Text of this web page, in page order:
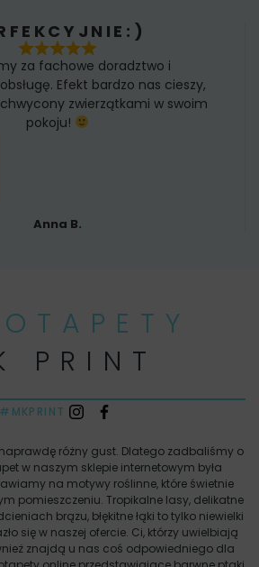
za fachowe doradztwo i
Efekt bardzo nas cieszy,
zwierzątkami w swoim
pokoju!
Anna B.
PRINT
#MKPRINT
różny gust. Dlatego zadbaliśmy o
w naszym sklepie internetowym była
na motywy roślinne, które świetnie
pomieszczeniu. Tropikalne lasy, delikatne
brązu, błękitne łąki to tylko niewielki
się w naszej ofercie. Ci, którzy uwielbiają
znajdą u nas coś odpowiedniego dla